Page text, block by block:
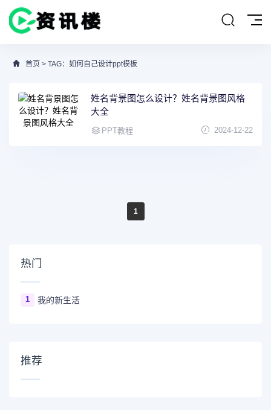
首页 > TAG：如何自己设计ppt模板
姓名背景图怎么设计？姓名背景图风格
大全
PPT教程 2024-12-22
1
热门
1 我的新生活
推荐